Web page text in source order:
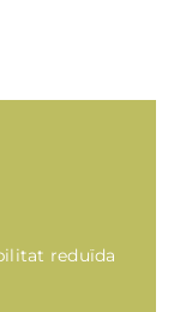
reduïda